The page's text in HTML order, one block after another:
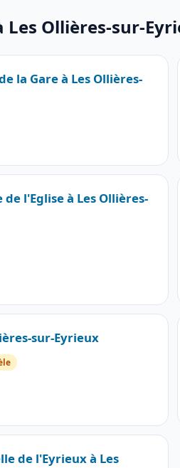
Les Ollières-sur-
la Gare à Les Ollières-
l'Eglise à Les Ollières-
sur-Eyrieux
de l'Eyrieux à Les